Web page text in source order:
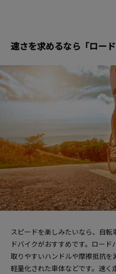
速さを求めるなら「ロード
スピードを楽しみたいなら、自転
ドバイクがおすすめです。ロー
取りやすいハンドルや摩擦抵抗を
軽量化された車体などです。速く